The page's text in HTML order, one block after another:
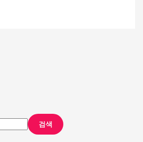
검색